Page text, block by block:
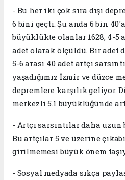
- Bu her iki çok sıra dışı
6 bini geçti. Şu anda 6 bin
büyüklükte olanlar 1628, 4-5
adet olarak ölçüldü. Bir adet
5-6 arası 40 adet artçı
yaşadığımız İzmir ve düzce
depremlere karşılık geliyor.
merkezli 5.1 büyüklüğünde
- Artçı sarsıntılar daha uzun
Bu artçılar 5 ve üzerine
girilmemesi büyük önem
- Sosyal medyada sıkça